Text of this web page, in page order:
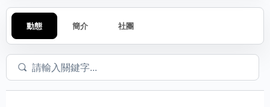
動態 簡介 社團